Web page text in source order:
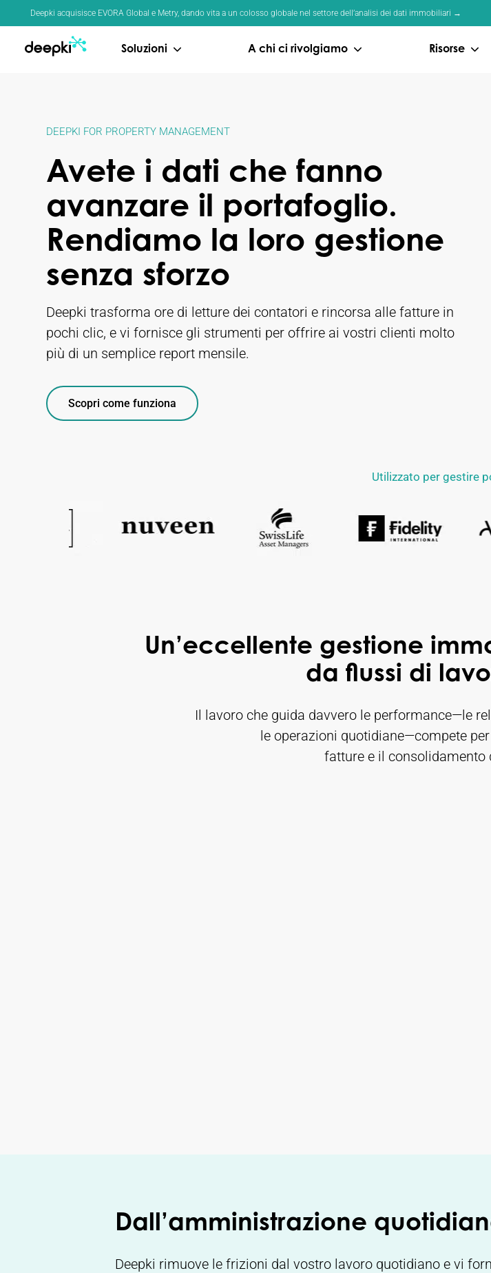
Deepki acquisisce EVORA Global e Metry, dando vita a un colosso globale nel settore dell’analisi dei dati immobiliari →
Soluzioni A chi ci rivolgiamo Risorse
DEEPKI FOR PROPERTY MANAGEMENT
Avete i dati che fanno
avanzare il portafoglio.
Rendiamo la loro gestione
senza sforzo
Deepki trasforma ore di letture dei contatori e rincorsa alle fatture in
pochi clic, e vi fornisce gli strumenti per offrire ai vostri clienti molto
più di un semplice report mensile.
Scopri come funziona
Utilizzato per gestire
Un’eccellente gestione
da flussi di
Il lavoro che guida davvero le performance—le
le operazioni quotidiane—compete
fatture e il consolidamento
Dall’amministrazione
Deepki rimuove le frizioni dal vostro lavoro quotidiano e vi
Pannello di gestione dei cookies